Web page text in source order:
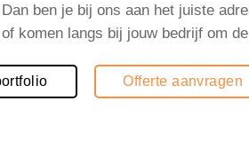
ben je bij ons aan het juiste
komen langs bij jouw bedrijf om
Offerte aanvragen